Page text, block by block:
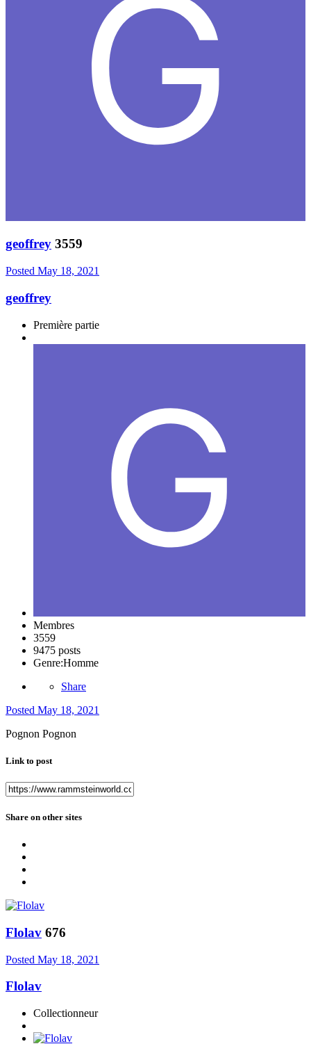
geoffrey 3559
Posted May 18, 2021
geoffrey
Première partie
Membres
3559
9475 posts
Genre:Homme
Share
Posted May 18, 2021
Pognon Pognon
Link to post
Share on other sites
Flolav 676
Posted May 18, 2021
Flolav
Collectionneur